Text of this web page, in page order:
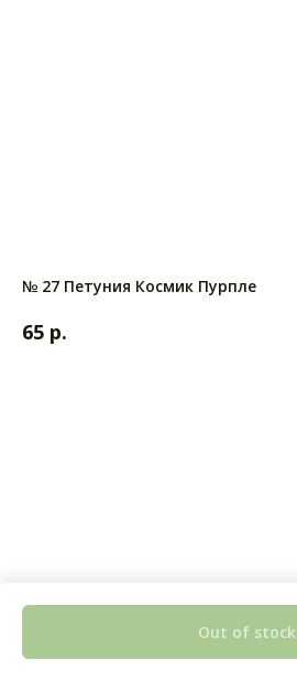
№ 27 Петуния Космик Пурпле
65 р.
Out of stock